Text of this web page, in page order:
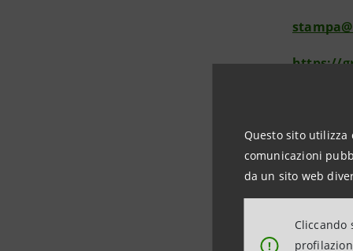
Questo sito utilizza
comunicazioni
da un sito web
!
Cliccando
https://
Gian
Direttore